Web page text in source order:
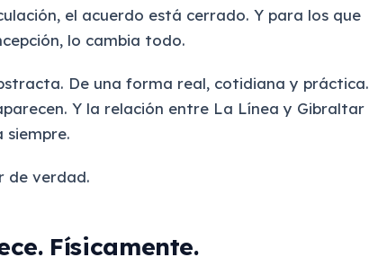
el acuerdo está cerrado. Y para los que
lo cambia todo.
De una forma real, cotidiana y práctica.
Y la relación entre La Línea y Gibraltar
de verdad.
Físicamente.